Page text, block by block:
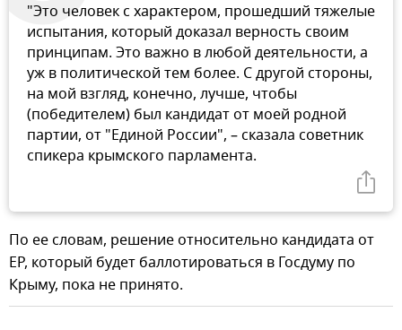
"Это человек с характером, прошедший тяжелые
испытания, который доказал верность своим
принципам. Это важно в любой деятельности, а
уж в политической тем более. С другой стороны,
на мой взгляд, конечно, лучше, чтобы
(победителем) был кандидат от моей родной
партии, от "Единой России", – сказала советник
спикера крымского парламента.
По ее словам, решение относительно кандидата от
ЕР, который будет баллотироваться в Госдуму по
Крыму, пока не принято.